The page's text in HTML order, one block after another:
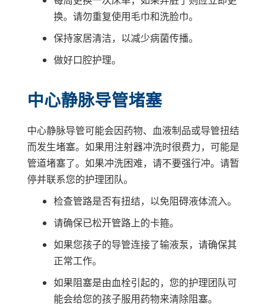
换。请勿重复使用毛巾和洗脸巾。
保持家居清洁，以减少病菌传播。
做好口腔护理。
中心静脉导管堵塞
中心静脉导管可能会因药物、血液制品或导管扭结
而发生堵塞。如果用注射器冲洗时很费力，可能是
管道堵塞了。如果冲洗困难，请不要强行冲。请暂
停并联系您的护理团队。
检查管路是否有扭结，以免阻碍液体流入。
请确保已松开管路上的卡箍。
如果您孩子的导管连接了输液泵，请确保其
正常工作。
如果阻塞是由血栓引起的，您的护理团队可
能会给您的孩子服用药物来清除阻塞。